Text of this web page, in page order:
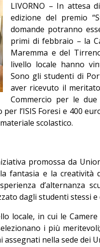
LIVORNO – In attesa
edizione del premio
domande potranno
primi di febbraio – la
Maremma e del
livello locale hanno
Sono gli studenti di
aver ricevuto il
Commercio per le
l’ISIS Foresi e 400
scolastico.
promossa da
fantasia e la creatività
d’alternanza
dagli studenti stessi
locale, in cui le
i più
nella sede dei